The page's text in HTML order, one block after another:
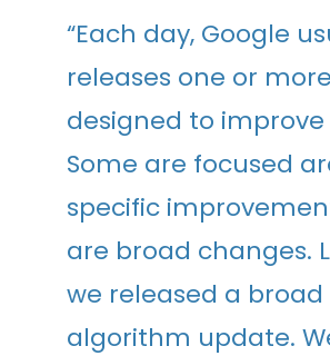
“Each day, Google
releases one or
designed to
Some are focused
specific
are broad changes.
we released a broad
algorithm update.